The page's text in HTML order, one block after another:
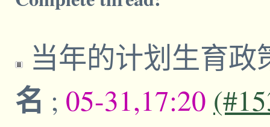
当年的计划生育
名 ; 05-31,17:20